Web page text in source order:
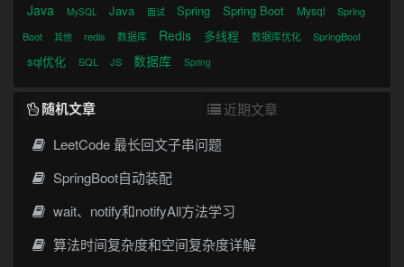
Java MySQL Java 面试 Spring Spring Boot Mysql
Spring
Boot
其他 redis 数据库 Redis 多线程 数据库优化 SpringBoot
sql优化 SQL JS 数据库 Spring
随机文章
近期文章
LeetCode 最长回文子串问题
SpringBoot自动装配
wait、notify和notifyAll方法学习
算法时间复杂度和空间复杂度详解